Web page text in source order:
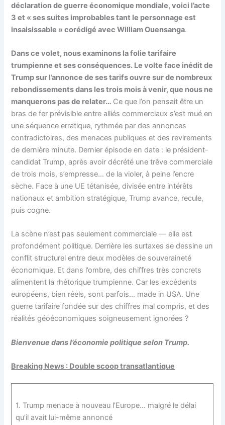
déclaration de guerre économique mondiale, voici l’acte
3 et « ses suites improbables tant le personnage est
insaisissable » corédigé avec William Ouensanga.
Dans ce volet, nous examinons la folie tarifaire
trumpienne et ses conséquences. Le volte face inédit de
Trump sur l’annonce de ses tarifs ouvre sur de nombreux
rebondissements dans les trois mois à venir, que nous ne
manquerons pas de relater… Ce que l’on pensait être un
bras de fer prévisible entre alliés commerciaux s’est mué en
une séquence erratique, rythmée par des annonces
contradictoires, des menaces publiques et des revirements
de dernière minute. Dernier épisode en date : le président-
candidat Trump, après avoir décrété une trêve commerciale
de trois mois, s’empresse… de la violer, à peine l’encre
sèche. Face à une UE tétanisée, divisée entre intérêts
nationaux et ambition stratégique, Trump avance, recule,
puis cogne.
La scène n’est pas seulement commerciale — elle est
profondément politique. Derrière les surtaxes se dessine un
conflit structurel entre deux modèles de souveraineté
économique. Et dans l’ombre, des chiffres très concrets
alimentent la rhétorique trumpienne. Car les excédents
européens, bien réels, sont parfois… made in USA. Une
guerre tarifaire fondée sur des chiffres mal compris, et des
réalités géoéconomiques soigneusement ignorées ?
Bienvenue dans l’économie politique selon Trump.
Breaking News : Double scoop transatlantique
1. Trump menace à nouveau l’Europe… malgré le délai
qu’il avait lui-même annoncé